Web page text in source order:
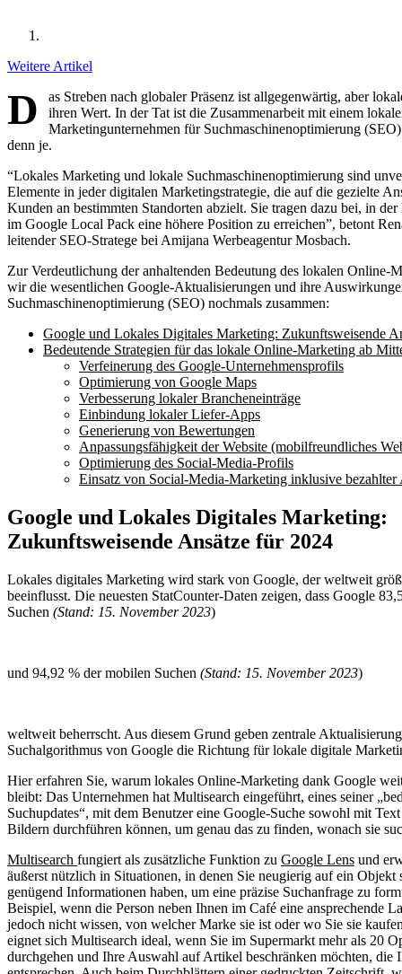
Weitere Artikel
D
as Streben nach globaler Präsenz ist allgegenwärtig, aber
ihren Wert. In der Tat ist die Zusammenarbeit mit einem
Marketingunternehmen für Suchmaschinenoptimierung
denn je.
“Lokales Marketing und lokale Suchmaschinenoptimierung sind
Elemente in jeder digitalen Marketingstrategie, die auf die gezielte
Kunden an bestimmten Standorten abzielt. Sie tragen dazu bei, in
im Google Local Pack eine höhere Position zu erreichen”, betont
leitender SEO-Stratege bei Amijana Werbeagentur Mosbach.
Zur Verdeutlichung der anhaltenden Bedeutung des lokalen Online-
wir die wesentlichen Google-Aktualisierungen und ihre
Suchmaschinenoptimierung (SEO) nochmals zusammen:
Google und Lokales Digitales Marketing: Zukunftsweisende
Bedeutende Strategien für das lokale Online-Marketing ab
Verfeinerung des Google-Unternehmensprofils
Optimierung von Google Maps
Verbesserung lokaler Brancheneinträge
Einbindung lokaler Liefer-Apps
Generierung von Bewertungen
Anpassungsfähigkeit der Website (mobilfreundliches
Optimierung des Social-Media-Profils
Einsatz von Social-Media-Marketing inklusive bezahlter
Google und Lokales Digitales Marketing:
Zukunftsweisende Ansätze für 2024
Lokales digitales Marketing wird stark von Google, der weltweit
beeinflusst. Die neuesten StatCounter-Daten zeigen, dass Google
Suchen (Stand: 15. November 2023)
und 94,92 % der mobilen Suchen (Stand: 15. November 2023)
weltweit beherrscht. Aus diesem Grund geben zentrale
Suchalgorithmus von Google die Richtung für lokale digitale
Hier erfahren Sie, warum lokales Online-Marketing dank Google
bleibt: Das Unternehmen hat Multisearch eingeführt, eines seiner
Suchupdates“, mit dem Benutzer eine Google-Suche sowohl mit
Bildern durchführen können, um genau das zu finden, wonach sie
Multisearch fungiert als zusätzliche Funktion zu Google Lens und
äußerst nützlich in Situationen, in denen Sie neugierig auf ein Objekt
genügend Informationen haben, um eine präzise Suchanfrage zu
Beispiel, wenn die Person neben Ihnen im Café eine ansprechende
jedoch nicht wissen, von welcher Marke sie ist oder wo Sie sie
eignet sich Multisearch ideal, wenn Sie im Supermarkt mehr als 20
durchgehen und Ihre Auswahl auf Artikel beschränken möchten, die